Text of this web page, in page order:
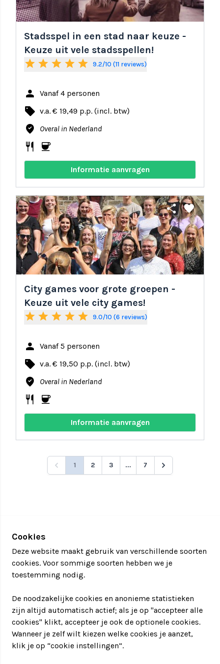
Stadsspel in een stad naar keuze -
Keuze uit vele stadsspellen!
star star star star star 9.2/10 (11 reviews)
person Vanaf 4 personen
local_offer v.a. € 19,49 p.p. (incl. btw)
where_to_vote Overal in Nederland
restaurant coffee
Informatie aanvragen
share favorite
City games voor grote groepen -
Keuze uit vele city games!
star star star star star 9.0/10 (6 reviews)
person Vanaf 5 personen
local_offer v.a. € 19,50 p.p. (incl. btw)
where_to_vote Overal in Nederland
restaurant coffee
Informatie aanvragen
1 2 3 ... 7
Cookies
Deze website maakt gebruik van verschillende soorten
cookies. Voor sommige soorten hebben we je
toestemming nodig.
De noodzakelijke cookies en anonieme statistieken
zijn altijd automatisch actief; als je op "accepteer alle
cookies" klikt, accepteer je ook de optionele cookies.
Wanneer je zelf wilt kiezen welke cookies je aanzet,
klik je op “cookie instellingen”.